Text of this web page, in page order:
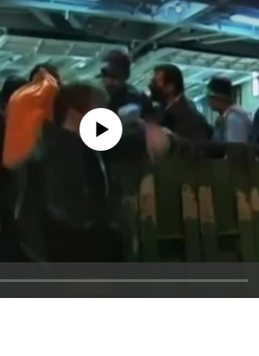
media source currently available